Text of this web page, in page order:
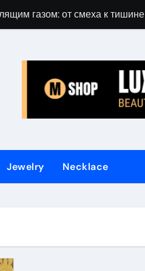
газом: от смеха к тишине
Jewelry Necklace